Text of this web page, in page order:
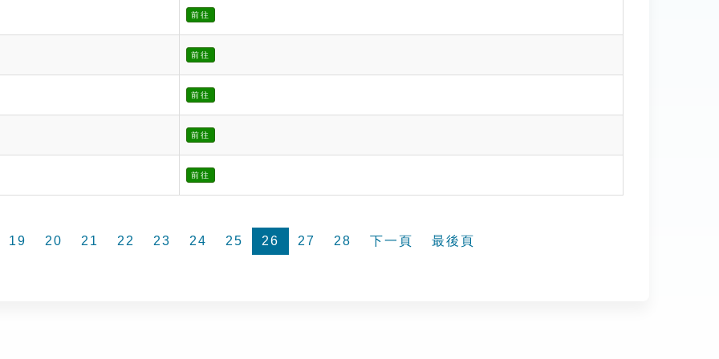
前往
前往
前往
前往
前往
19 20 21 22 23 24 25 26 27 28 下一頁 最後頁